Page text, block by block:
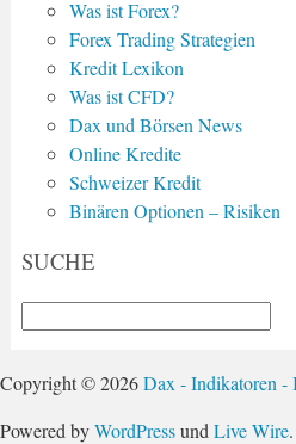
Was ist Forex?
Forex Trading Strategien
Kredit Lexikon
Was ist CFD?
Dax und Börsen News
Online Kredite
Schweizer Kredit
Binären Optionen – Risiken
SUCHE
Copyright © 2026Dax - Indikatoren -
Powered byWordPressund Live Wire.